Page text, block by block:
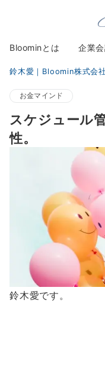
Bloominとは 企業
鈴木愛｜Bloomin株式会社
お金マインド
スケジュール
性。
鈴木愛です。